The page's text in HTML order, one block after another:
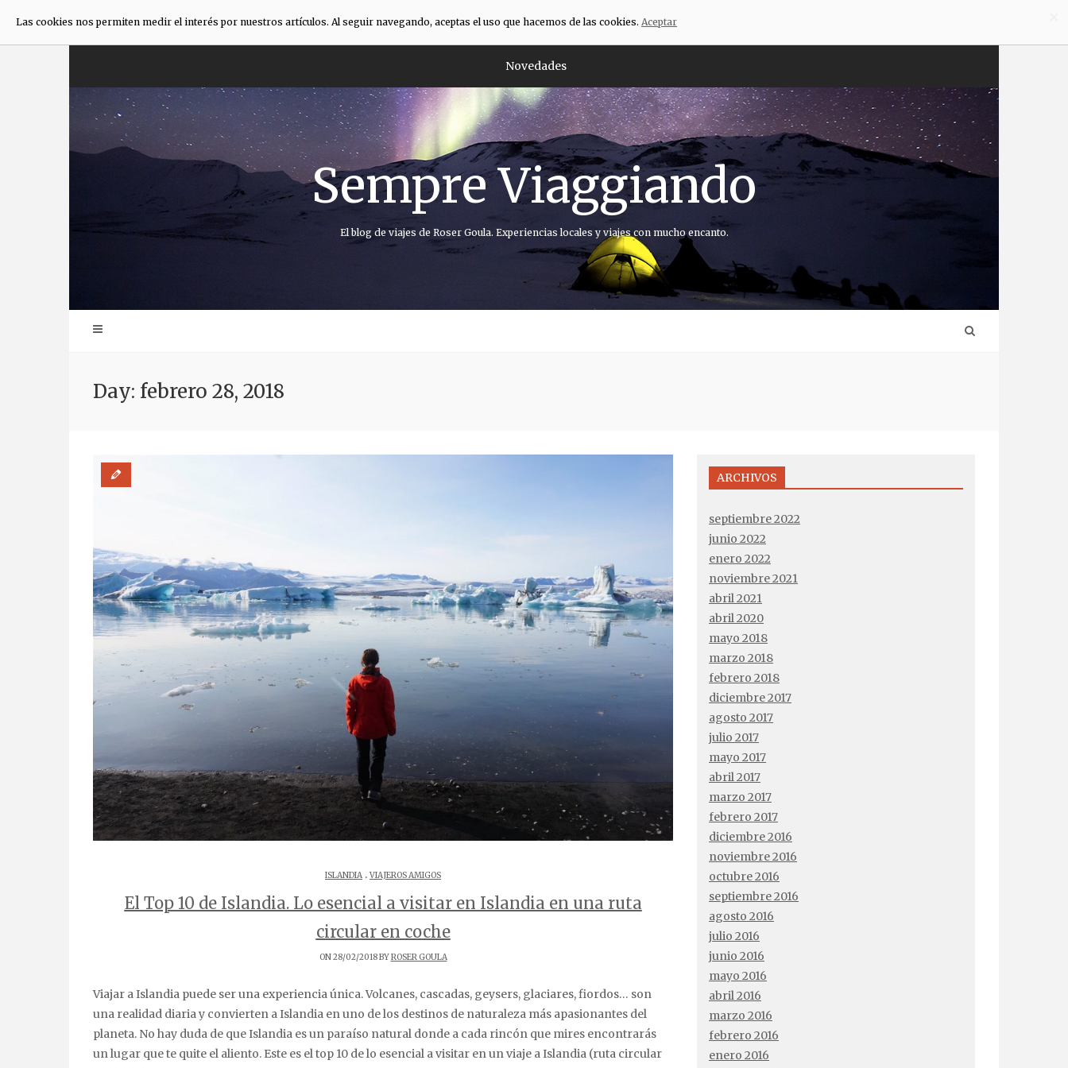
Novedades
Sempre Viaggiando
El blog de viajes de Roser Goula. Experiencias locales y viajes con mucho encanto.
Day: febrero 28, 2018
ISLANDIA . VIAJEROS AMIGOS
El Top 10 de Islandia. Lo esencial a visitar en Islandia en una ruta
circular en coche
ON 28/02/2018 BYROSER GOULA
Viajar a Islandia puede ser una experiencia única. Volcanes, cascadas, geysers, glaciares, fiordos… son
una realidad diaria y convierten a Islandia en uno de los destinos de naturaleza más apasionantes del
planeta. No hay duda de que Islandia es un paraíso natural donde a cada rincón que mires encontrarás
un lugar que te quite el aliento. Este es el top 10 de lo esencial a visitar en un viaje a Islandia (ruta circular
ARCHIVOS
septiembre 2022
junio 2022
enero 2022
noviembre 2021
abril 2021
abril 2020
mayo 2018
marzo 2018
febrero 2018
diciembre 2017
agosto 2017
julio 2017
mayo 2017
abril 2017
marzo 2017
febrero 2017
diciembre 2016
noviembre 2016
octubre 2016
septiembre 2016
agosto 2016
julio 2016
junio 2016
mayo 2016
abril 2016
marzo 2016
febrero 2016
enero 2016
Las cookies nos permiten medir el interés por nuestros artículos. Al seguir navegando, aceptas el uso que hacemos de las cookies. Aceptar